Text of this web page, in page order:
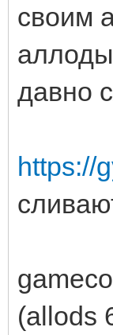
своим
давно
https://
(allods